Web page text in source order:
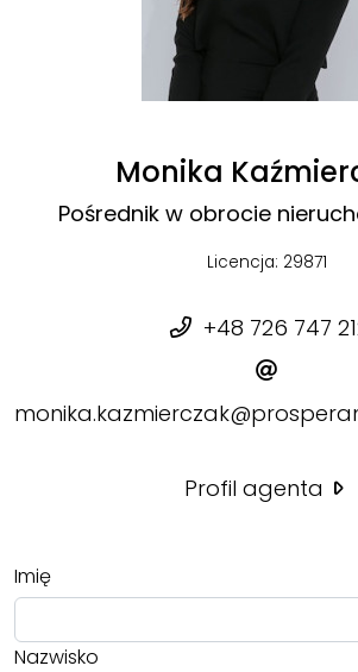
Monika
Pośrednik w obrocie
Licencja: 29871
+48 726 747
Profil agenta
Imię
Nazwisko